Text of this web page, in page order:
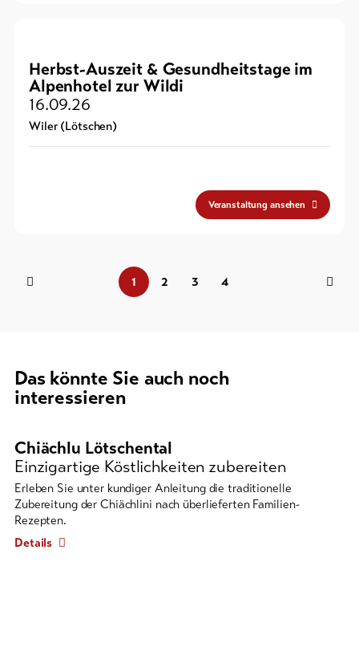
Herbst-Auszeit & Gesundheitstage im
Alpenhotel zur Wildi
16.09.26
Wiler (Lötschen)
Veranstaltung ansehen
1 2 3 4
Das könnte Sie auch noch
interessieren
folgt
ein
Karussell-
Element
mit
mehreren
Chiächlu Lötschental
Einzigartige Köstlichkeiten zubereiten
Erleben Sie unter kundiger Anleitung die traditionelle
Zubereitung der Chiächlini nach überlieferten Familien-
Rezepten.
Details